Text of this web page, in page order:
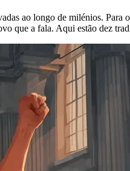
ao longo de milénios. Para
que a fala. Aqui estão dez